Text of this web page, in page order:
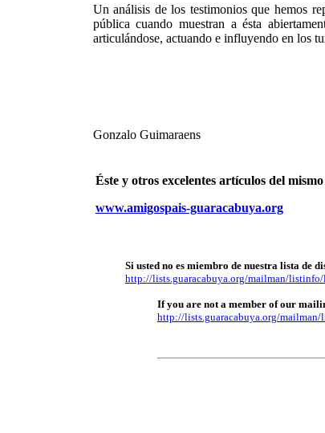
Un análisis de los testimonios que hemos
pública cuando muestran a ésta
articulándose, actuando e influyendo en los
Gonzalo Guimaraens
Éste y otros excelentes artículos del
www.amigospais-guaracabuya.org
Si usted no es miembro de nuestra lista de
http://lists.guaracabuya.org/mailman/
If you are not a member of our
http://lists.guaracabuya.org/